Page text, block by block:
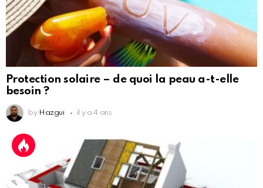
Protection solaire – de quoi la peau a-t-elle
besoin ?
by Hazgui il y a 4 ans